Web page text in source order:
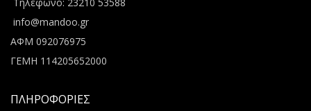
info@mandoo.gr
ΑΦΜ 092076975
ΓΕΜΗ 114205652000
ΠΛΗΡΟΦΟΡΙΕΣ